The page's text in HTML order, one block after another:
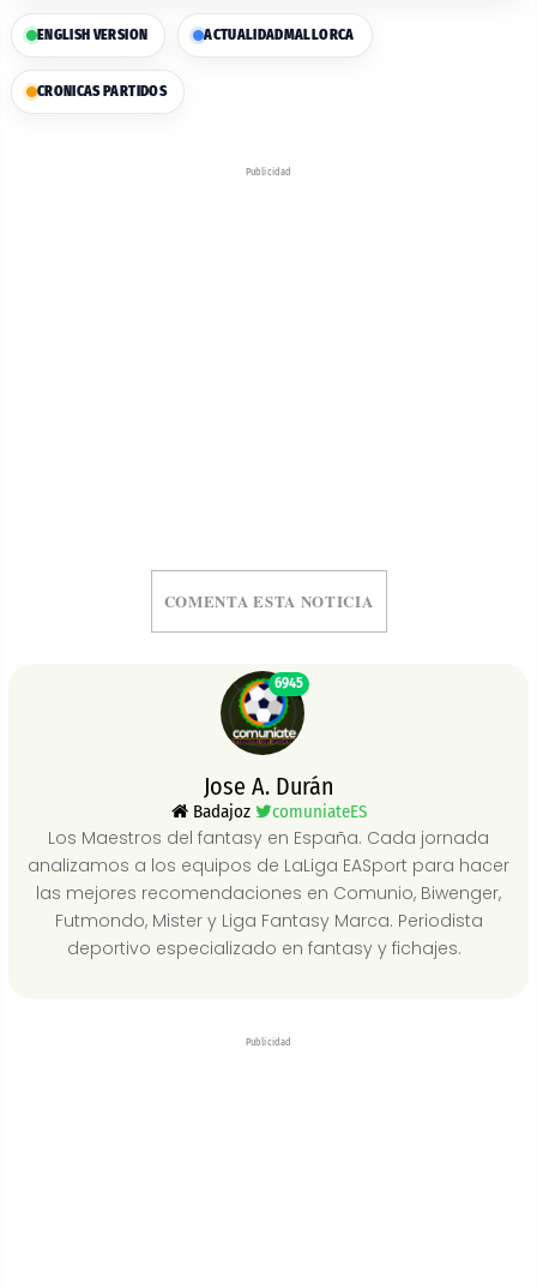
ENGLISH VERSION ACTUALIDADMALLORCA
CRONICAS PARTIDOS
Publicidad
COMENTA ESTA NOTICIA
6945
Jose A. Durán
Badajoz comuniateES
Los Maestros del fantasy en España. Cada jornada
analizamos a los equipos de LaLiga EASport para hacer
las mejores recomendaciones en Comunio, Biwenger,
Futmondo, Mister y Liga Fantasy Marca. Periodista
deportivo especializado en fantasy y fichajes.
Publicidad